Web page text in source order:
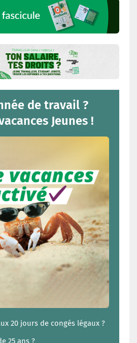
de travail ?
Jeunes !
20 jours de congés légaux ?
25 ans ?